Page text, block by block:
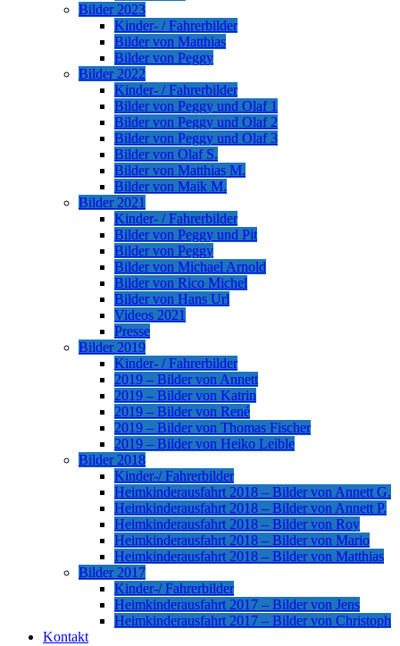
Bilder 2023
Kinder- / Fahrerbilder
Bilder von Matthias
Bilder von Peggy
Bilder 2022
Kinder- / Fahrerbilder
Bilder von Peggy und Olaf 1
Bilder von Peggy und Olaf 2
Bilder von Peggy und Olaf 3
Bilder von Olaf S.
Bilder von Matthias M.
Bilder von Maik M.
Bilder 2021
Kinder- / Fahrerbilder
Bilder von Peggy und Pit
Bilder von Peggy
Bilder von Michael Arnold
Bilder von Rico Michel
Bilder von Hans Url
Videos 2021
Presse
Bilder 2019
Kinder- / Fahrerbilder
2019 – Bilder von Annett
2019 – Bilder von Katrin
2019 – Bilder von René
2019 – Bilder von Thomas Fischer
2019 – Bilder von Heiko Leible
Bilder 2018
Kinder-/ Fahrerbilder
Heimkinderausfahrt 2018 – Bilder von Annett G.
Heimkinderausfahrt 2018 – Bilder von Annett P.
Heimkinderausfahrt 2018 – Bilder von Roy
Heimkinderausfahrt 2018 – Bilder von Mario
Heimkinderausfahrt 2018 – Bilder von Matthias
Bilder 2017
Kinder-/ Fahrerbilder
Heimkinderausfahrt 2017 – Bilder von Jens
Heimkinderausfahrt 2017 – Bilder von Christoph
Kontakt